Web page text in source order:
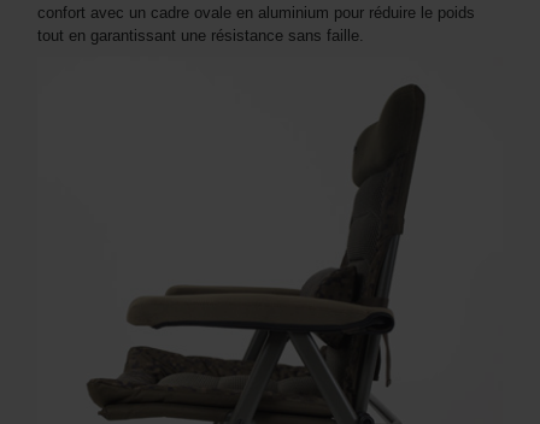
confort avec un cadre ovale en aluminium pour réduire le poids
tout en garantissant une résistance sans faille.